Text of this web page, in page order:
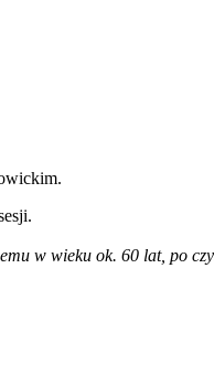
w wieku ok. 60 lat, po